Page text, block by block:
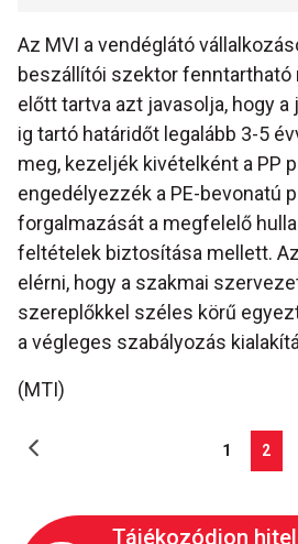
Az MVI a vendéglátó
beszállítói szektor
előtt tartva azt javasolja, hogy a
ig tartó határidőt legalább 3-5
meg, kezeljék kivételként a PP
engedélyezzék a PE-bevonatú
forgalmazását a megfelelő
feltételek biztosítása mellett.
elérni, hogy a szakmai
szereplőkkel széles körű
a végleges szabályozás
(MTI)
1 2
Tájékozódjon